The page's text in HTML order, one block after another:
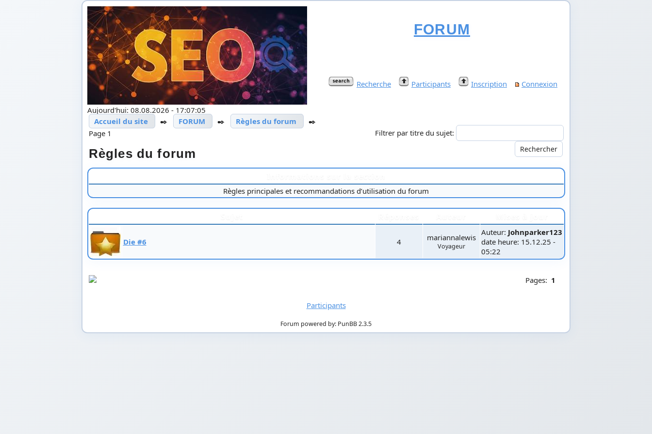
FORUM
Recherche Participants Inscription Connexion
Aujourd'hui: 08.08.2026 - 17:07:05
Accueil du site
✒️ FORUM ✒️ Règles du forum
✒️
Page 1
Règles du forum
Filtrer par titre du sujet:
Règles principales et recommandations d’utilisation du forum
Die #6 4 mariannalewis
Voyageur
Auteur: Johnparker123
date heure: 15.12.25 -
05:22
Pages: 1
Participants
Forum powered by: PunBB 2.3.5